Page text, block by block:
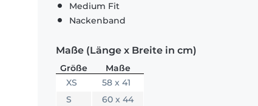
Medium Fit
Nackenband
Maße (Länge x Breite in cm)
Größe
Maße
XS
58 x 41
S
60 x 44